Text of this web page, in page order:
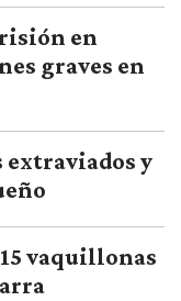
en
graves en
extraviados y
vaquillonas